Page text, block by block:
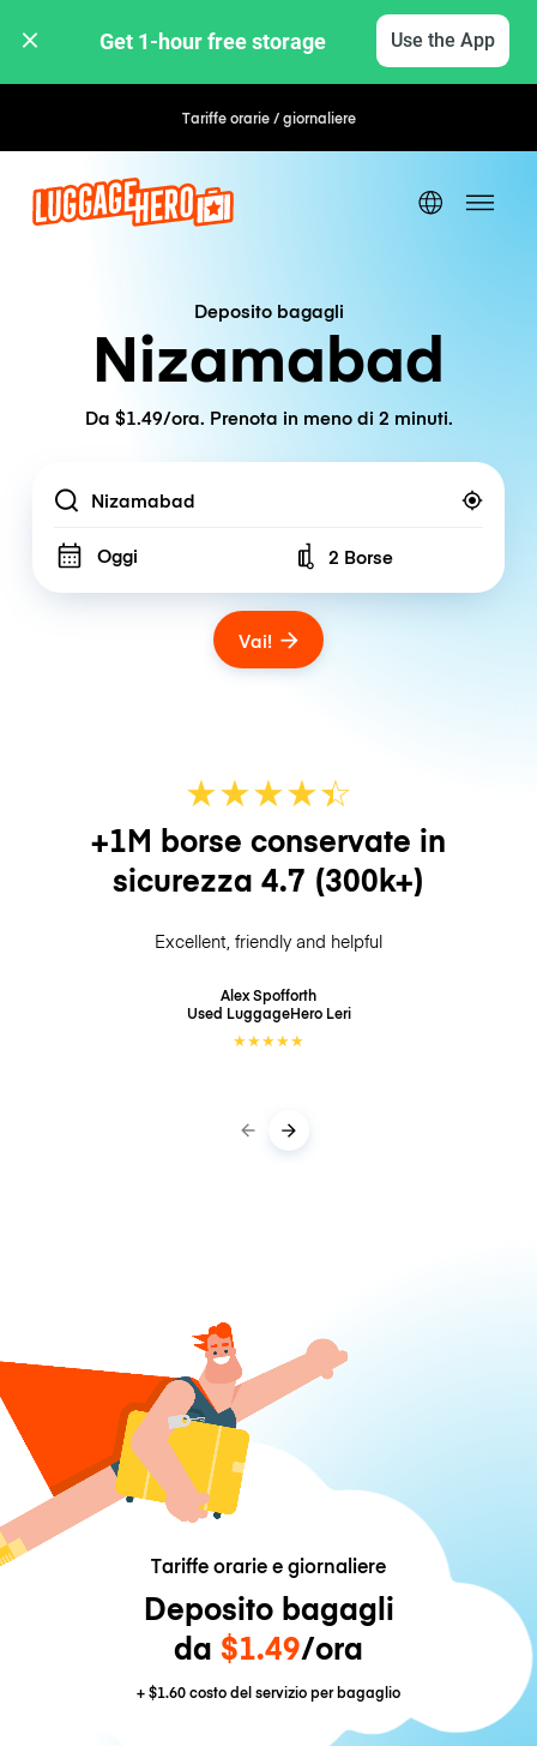
Get 1-hour free storage Use the App
Tariffe orarie / giornaliere
Deposito bagagli
Nizamabad
Da $1.49/ora. Prenota in meno di 2 minuti.
Location
Oggi Number of bags
2 Borse
Vai!
★★★★☆
★
+1M borse conservate in
sicurezza 4.7 (300k+)
Excellent, friendly and helpful
Alex Spofforth
Used LuggageHero Leri
★★★★★
Tariffe orarie e giornaliere
Deposito bagagli
da $1.49/ora
+$1.60costo del servizio per bagaglio